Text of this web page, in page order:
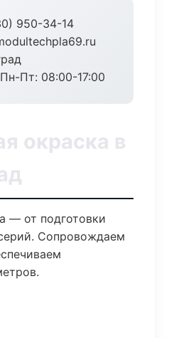
950-34-14
Пн-Пт: 08:00-17:00
окраска в
— от подготовки
Сопровождаем